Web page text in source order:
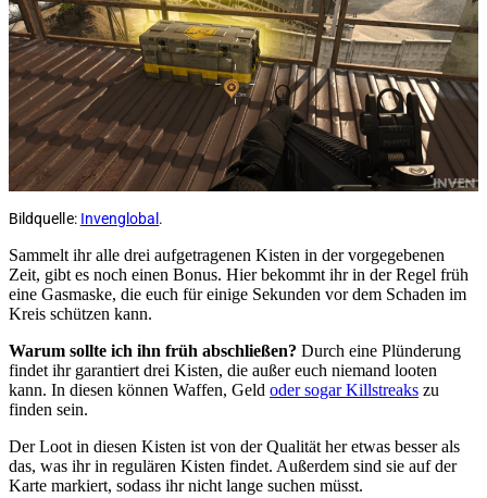
Bildquelle: Invenglobal .
Sammelt ihr alle drei aufgetragenen Kisten in der vorgegebenen
Zeit, gibt es noch einen Bonus. Hier bekommt ihr in der Regel früh
eine Gasmaske, die euch für einige Sekunden vor dem Schaden im
Kreis schützen kann.
Warum sollte ich ihn früh abschließen? Durch eine Plünderung
findet ihr garantiert drei Kisten, die außer euch niemand looten
kann. In diesen können Waffen, Geld oder sogar Killstreaks zu
finden sein.
Der Loot in diesen Kisten ist von der Qualität her etwas besser als
das, was ihr in regulären Kisten findet. Außerdem sind sie auf der
Karte markiert, sodass ihr nicht lange suchen müsst.